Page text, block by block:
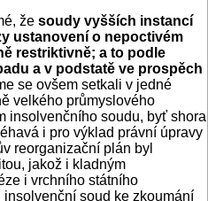
že soudy vyšších instancí
ustanovení o nepoctivém
restriktivně; a to podle
a v podstatě ve prospěch
se ovšem setkali v jedné
velkého průmyslového
insolvenčního soudu, byť shora
i pro výklad právní úpravy
reorganizační plán byl
jakož i kladným
i vrchního státního
soud ke zkoumání